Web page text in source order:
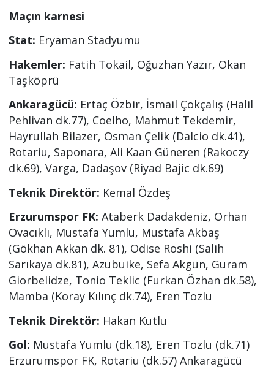
Maçın karnesi
Stat: Eryaman Stadyumu
Hakemler: Fatih Tokail, Oğuzhan Yazır, Okan
Taşköprü
Ankaragücü: Ertaç Özbir, İsmail Çokçalış (Halil
Pehlivan dk.77), Coelho, Mahmut Tekdemir,
Hayrullah Bilazer, Osman Çelik (Dalcio dk.41),
Rotariu, Saponara, Ali Kaan Güneren (Rakoczy
dk.69), Varga, Dadaşov (Riyad Bajic dk.69)
Teknik Direktör: Kemal Özdeş
Erzurumspor FK: Ataberk Dadakdeniz, Orhan
Ovacıklı, Mustafa Yumlu, Mustafa Akbaş
(Gökhan Akkan dk. 81), Odise Roshi (Salih
Sarıkaya dk.81), Azubuike, Sefa Akgün, Guram
Giorbelidze, Tonio Teklic (Furkan Özhan dk.58),
Mamba (Koray Kılınç dk.74), Eren Tozlu
Teknik Direktör: Hakan Kutlu
Gol: Mustafa Yumlu (dk.18), Eren Tozlu (dk.71)
Erzurumspor FK, Rotariu (dk.57) Ankaragücü